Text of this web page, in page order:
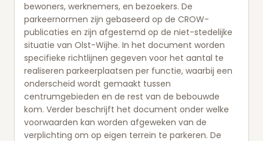
bewoners, werknemers, en bezoekers. De
parkeernormen zijn gebaseerd op de CROW-
publicaties en zijn afgestemd op de niet-stedelijke
situatie van Olst-Wijhe. In het document worden
specifieke richtlijnen gegeven voor het aantal te
realiseren parkeerplaatsen per functie, waarbij een
onderscheid wordt gemaakt tussen
centrumgebieden en de rest van de bebouwde
kom. Verder beschrijft het document onder welke
voorwaarden kan worden afgeweken van de
verplichting om op eigen terrein te parkeren. De